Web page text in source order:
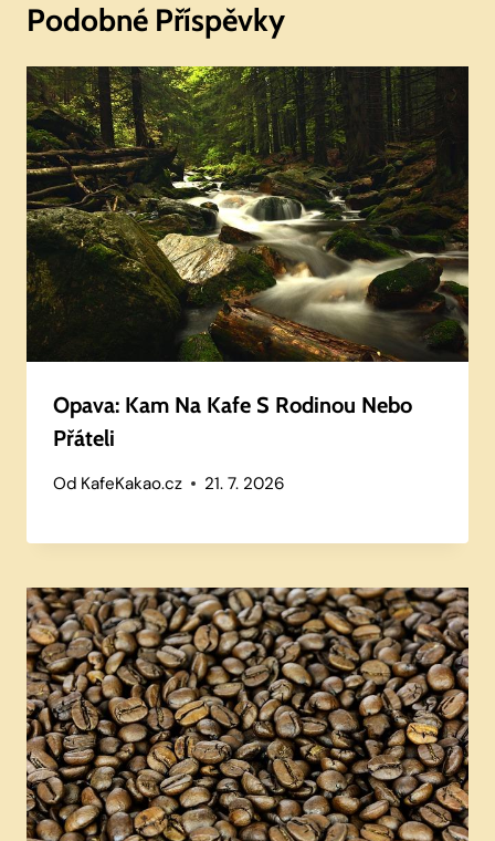
Podobné Příspěvky
Opava: Kam Na Kafe S Rodinou Nebo
Přáteli
Od KafeKakao.cz 21. 7. 2026